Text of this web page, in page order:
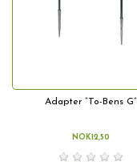
Adapter “To-Bens G”
NOK12,50